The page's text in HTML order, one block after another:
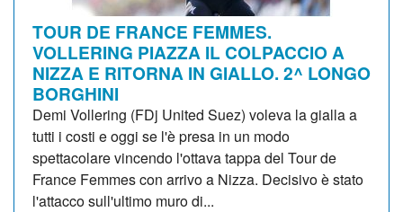
TOUR DE FRANCE FEMMES.
VOLLERING PIAZZA IL COLPACCIO A
NIZZA E RITORNA IN GIALLO. 2^ LONGO
BORGHINI
Demi Vollering (FDj United Suez) voleva la gialla a
tutti i costi e oggi se l'è presa in un modo
spettacolare vincendo l'ottava tappa del Tour de
France Femmes con arrivo a Nizza. Decisivo è stato
l'attacco sull'ultimo muro di...